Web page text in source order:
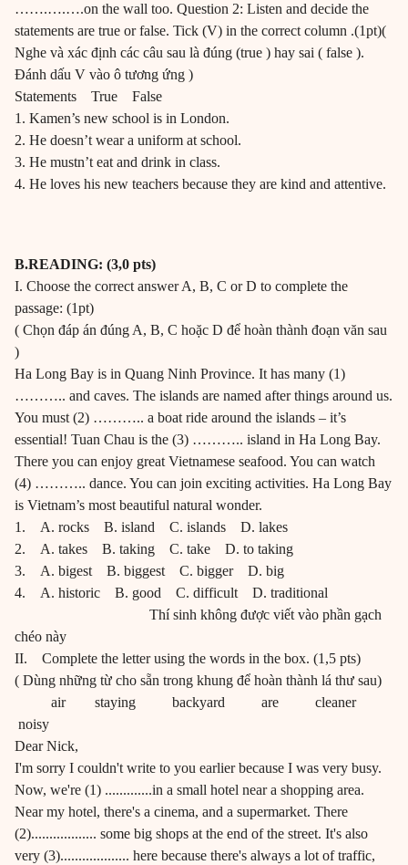
…….….….on the wall too. Question 2: Listen and decide the
statements are true or false. Tick (V) in the correct column .(1pt)(
Nghe và xác định các câu sau là đúng (true ) hay sai ( false ).
Đánh dấu V vào ô tương ứng )
Statements True False
1. Kamen’s new school is in London.
2. He doesn’t wear a uniform at school.
3. He mustn’t eat and drink in class.
4. He loves his new teachers because they are kind and attentive.
B.READING: (3,0 pts)
I. Choose the correct answer A, B, C or D to complete the
passage: (1pt)
( Chọn đáp án đúng A, B, C hoặc D để hoàn thành đoạn văn sau
)
Ha Long Bay is in Quang Ninh Province. It has many (1)
……….. and caves. The islands are named after things around us.
You must (2) ……….. a boat ride around the islands – it’s
essential! Tuan Chau is the (3) ……….. island in Ha Long Bay.
There you can enjoy great Vietnamese seafood. You can watch
(4) ……….. dance. You can join exciting activities. Ha Long Bay
is Vietnam’s most beautiful natural wonder.
1. A. rocks B. island C. islands D. lakes
2. A. takes B. taking C. take D. to taking
3. A. bigest B. biggest C. bigger D. big
4. A. historic B. good C. difficult D. traditional
Thí sinh không được viết vào phần gạch
chéo này
II. Complete the letter using the words in the box. (1,5 pts)
( Dùng những từ cho sẵn trong khung để hoàn thành lá thư sau)
air staying backyard are cleaner
noisy
Dear Nick,
I'm sorry I couldn't write to you earlier because I was very busy.
Now, we're (1) .............in a small hotel near a shopping area.
Near my hotel, there's a cinema, and a supermarket. There
(2).................. some big shops at the end of the street. It's also
very (3)................... here because there's always a lot of traffic,